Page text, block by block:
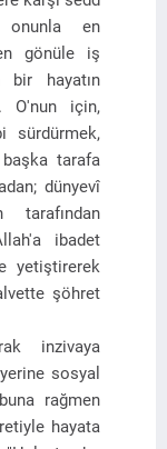
en
gönüle iş
bir hayatın
O'nun için,
sürdürmek,
tarafa
dünyevî
ibadet
yetiştirerek
şöhret
inzivaya
sosyal
rağmen
hayata